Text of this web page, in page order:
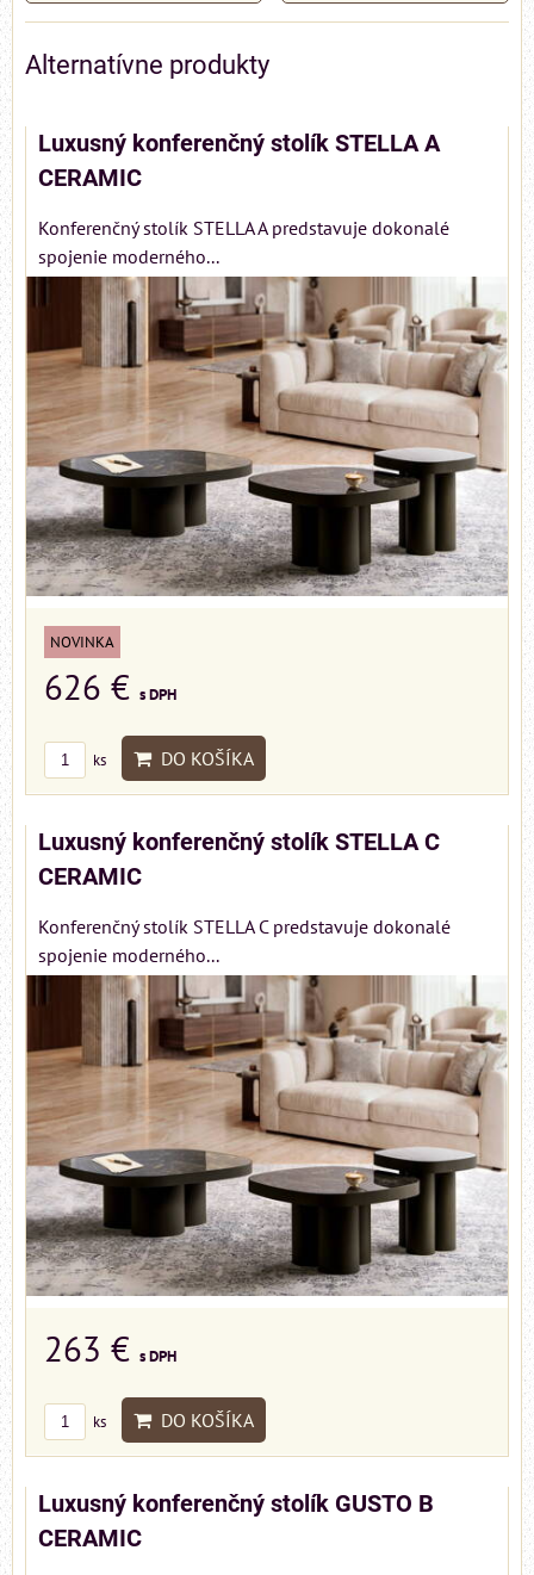
Alternatívne produkty
Luxusný konferenčný stolík STELLA A
CERAMIC
Konferenčný stolík STELLA A predstavuje dokonalé
spojenie moderného...
NOVINKA
626 € s DPH
ks DO KOŠÍKA
Luxusný konferenčný stolík STELLA C
CERAMIC
Konferenčný stolík STELLA C predstavuje dokonalé
spojenie moderného...
263 € s DPH
ks DO KOŠÍKA
Luxusný konferenčný stolík GUSTO B
CERAMIC